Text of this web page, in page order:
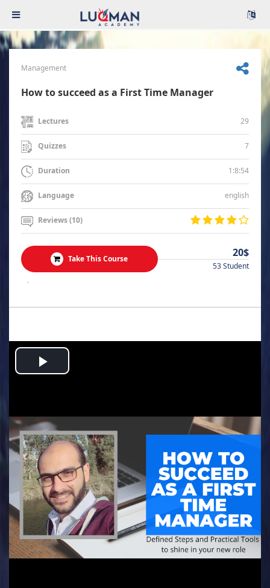
Management
How to succeed as a First Time Manager
Lectures 29
Quizzes 7
Duration 1:8:54
Language english
Reviews (10)
Take This Course 20$
53 Student
.
Play